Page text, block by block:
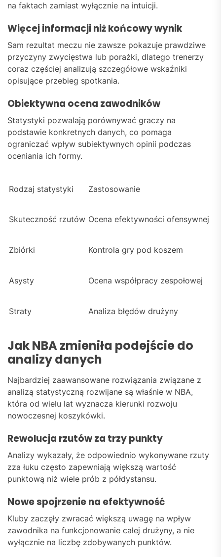
na faktach zamiast wyłącznie na intuicji.
Więcej informacji niż końcowy wynik
Sam rezultat meczu nie zawsze pokazuje prawdziwe
przyczyny zwycięstwa lub porażki, dlatego trenerzy
coraz częściej analizują szczegółowe wskaźniki
opisujące przebieg spotkania.
Obiektywna ocena zawodników
Statystyki pozwalają porównywać graczy na
podstawie konkretnych danych, co pomaga
ograniczać wpływ subiektywnych opinii podczas
oceniania ich formy.
Rodzaj statystyki Zastosowanie
Skuteczność rzutów Ocena efektywności ofensywnej
Zbiórki Kontrola gry pod koszem
Asysty Ocena współpracy zespołowej
Straty Analiza błędów drużyny
Jak NBA zmieniła podejście do
analizy danych
Najbardziej zaawansowane rozwiązania związane z
analizą statystyczną rozwijane są właśnie w NBA,
która od wielu lat wyznacza kierunki rozwoju
nowoczesnej koszykówki.
Rewolucja rzutów za trzy punkty
Analizy wykazały, że odpowiednio wykonywane rzuty
zza łuku często zapewniają większą wartość
punktową niż wiele prób z półdystansu.
Nowe spojrzenie na efektywność
Kluby zaczęły zwracać większą uwagę na wpływ
zawodnika na funkcjonowanie całej drużyny, a nie
wyłącznie na liczbę zdobywanych punktów.